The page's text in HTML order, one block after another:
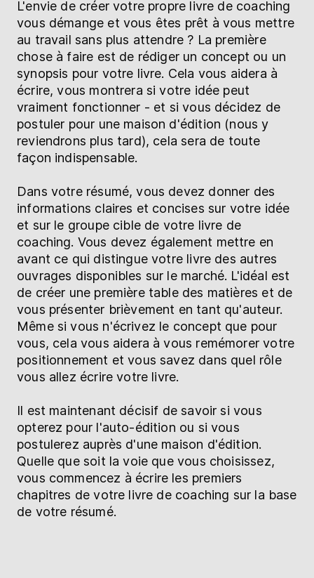
L'envie de créer votre propre livre de coaching
vous démange et vous êtes prêt à vous mettre
au travail sans plus attendre ? La première
chose à faire est de rédiger un concept ou un
synopsis pour votre livre. Cela vous aidera à
écrire, vous montrera si votre idée peut
vraiment fonctionner - et si vous décidez de
postuler pour une maison d'édition (nous y
reviendrons plus tard), cela sera de toute
façon indispensable.
Dans votre résumé, vous devez donner des
informations claires et concises sur votre idée
et sur le groupe cible de votre livre de
coaching. Vous devez également mettre en
avant ce qui distingue votre livre des autres
ouvrages disponibles sur le marché. L'idéal est
de créer une première table des matières et de
vous présenter brièvement en tant qu'auteur.
Même si vous n'écrivez le concept que pour
vous, cela vous aidera à vous remémorer votre
positionnement et vous savez dans quel rôle
vous allez écrire votre livre.
Il est maintenant décisif de savoir si vous
opterez pour l'auto-édition ou si vous
postulerez auprès d'une maison d'édition.
Quelle que soit la voie que vous choisissez,
vous commencez à écrire les premiers
chapitres de votre livre de coaching sur la base
de votre résumé.